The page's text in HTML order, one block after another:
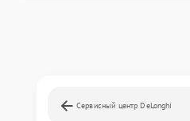
Сервисный центр DeLonghi